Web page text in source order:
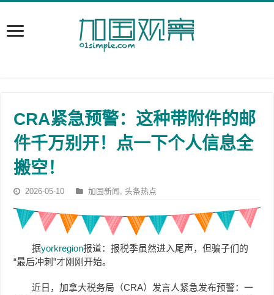
CRA紧急预警：这种带附件的邮
件千万别开！点一下个人信息全
搬空！
2026-05-10 加国新闻 ,头条热点
据yorkregion报道：报税季虽然进入尾声，但骗子们的
“最后冲刺”才刚刚开始。
近日，加拿大税务局（CRA）发言人紧急发布预警：一